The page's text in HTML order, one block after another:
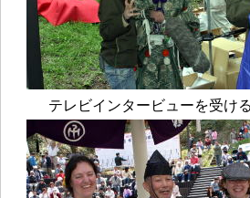
テレビインタービューを受け